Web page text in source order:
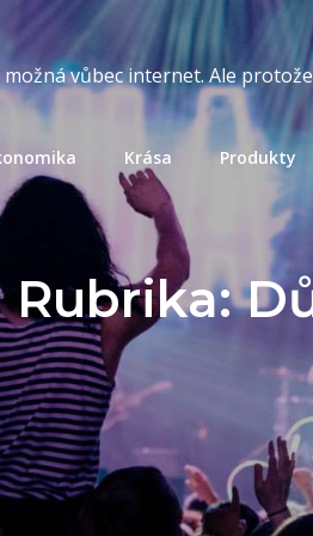
vůbec internet. Ale
Krása Produkty
Rubrika: